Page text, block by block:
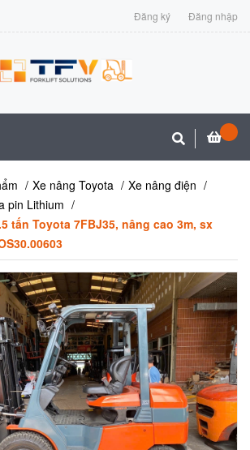
Đăng ký Đăng nhập
Xe nâng Toyota
Xe nâng điện
pin Lithium
tấn Toyota 7FBJ35, nâng cao 3m, sx